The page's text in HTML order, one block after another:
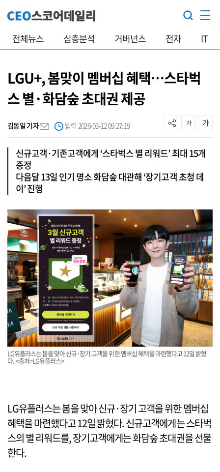
전체뉴스 심층분석 거버넌스 전자 IT
LGU+, 봄맞이 멤버십 혜택…스타벅
스 별·화담숲 초대권 제공
김동일 기자 입력 2026-03-12 09:27:19
신규고객·기존고객에게 ‘스타벅스 별 리워드’ 최대 15개
증정
다음달 13일 인기 명소 화담숲 대관해 ‘장기고객 초청 데
이’ 진행
LG유플러스는 봄을 맞아 신규·장기 고객을 위한 멤버십 혜택을 마련했다고 12일 밝혔
다. <출처=LG유플러스>
LG유플러스는 봄을 맞아 신규·장기 고객을 위한 멤버십
혜택을 마련했다고 12일 밝혔다. 신규고객에게는 스타벅
스의 별 리워드를, 장기고객에게는 화담숲 초대권을 선물
한다.